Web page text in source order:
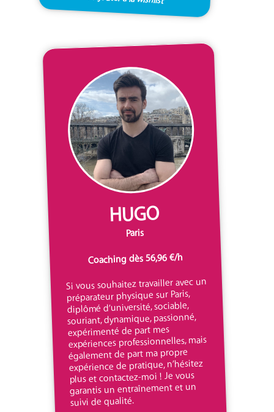
HUGO
Paris
Coaching dès 56,96 €/h
Si vous souhaitez travailler avec un
préparateur physique sur Paris,
diplômé d’université, sociable,
souriant, dynamique, passionné,
expérimenté de part mes
expériences professionnelles, mais
également de part ma propre
expérience de pratique, n’hésitez
plus et contactez-moi ! Je vous
garantis un entraînement et un
suivi de qualité.